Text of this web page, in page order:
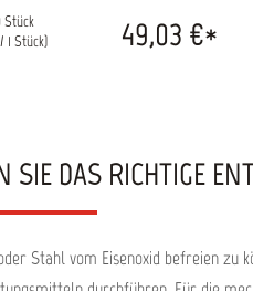
den Kern abgeschliffen werden
Eingebunden auf einem
Stück
1 Stück)
49,03 €*
SIE DAS RICHTIGE
Stahl vom Eisenoxid befreien zu